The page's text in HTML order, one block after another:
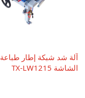
آلة شد شبكة إطار طباعة
الشاشة TX-LW1215